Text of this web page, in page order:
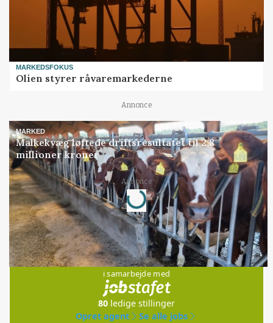
MARKEDSFOKUS
Olien styrer råvaremarkederne
Annonce
MARKED
Malkekvæg løftede driftsresultatet til 2,8
millioner kroner
Annonce
Loading...
Jobs
i samarbejde med
80 ledige stillinger
Opret agent
Se alle jobs